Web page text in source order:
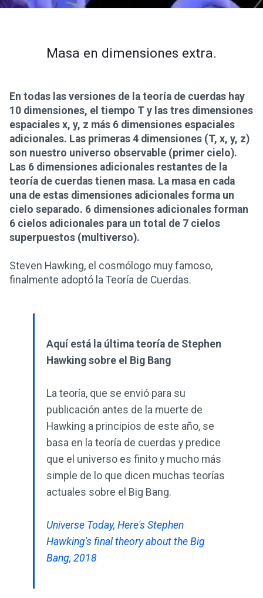
Masa en dimensiones extra.
En todas las versiones de la teoría de cuerdas hay
10 dimensiones, el tiempo T y las tres dimensiones
espaciales x, y, z más 6 dimensiones espaciales
adicionales. Las primeras 4 dimensiones (T, x, y, z)
son nuestro universo observable (primer cielo).
Las 6 dimensiones adicionales restantes de la
teoría de cuerdas tienen masa. La masa en cada
una de estas dimensiones adicionales forma un
cielo separado. 6 dimensiones adicionales forman
6 cielos adicionales para un total de 7 cielos
superpuestos (multiverso).
Steven Hawking, el cosmólogo muy famoso,
finalmente adoptó la Teoría de Cuerdas.
Aquí está la última teoría de Stephen
Hawking sobre el Big Bang
La teoría, que se envió para su
publicación antes de la muerte de
Hawking a principios de este año, se
basa en la teoría de cuerdas y predice
que el universo es finito y mucho más
simple de lo que dicen muchas teorías
actuales sobre el Big Bang.
Universe Today, Here's Stephen
Hawking's final theory about the Big
Bang, 2018